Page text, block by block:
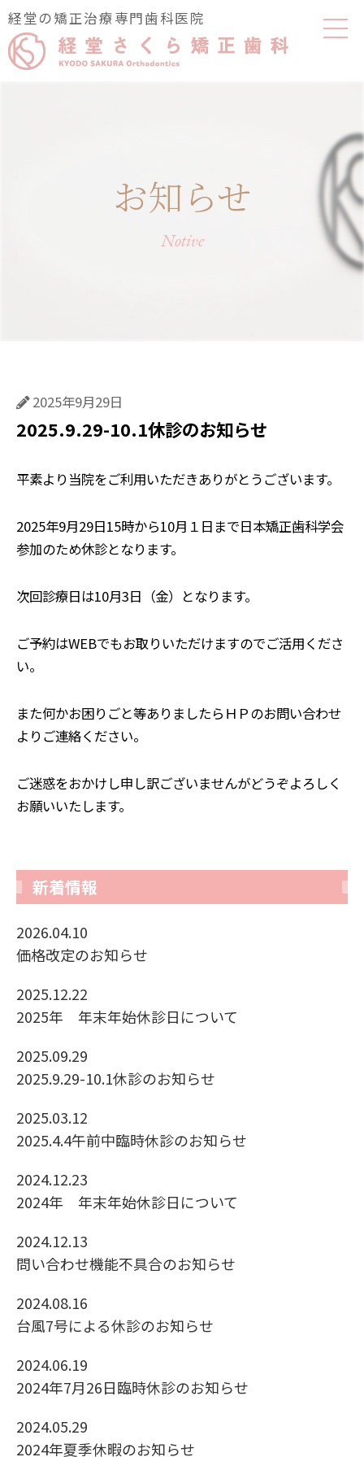
経堂の矯正治療専門歯科医院
お知らせ
Notive
2025年9月29日
2025.9.29-10.1休診のお知らせ
平素より当院をご利用いただきありがとうございます。
2025年9月29日15時から10月１日まで日本矯正歯科学会
参加のため休診となります。
次回診療日は10月3日（金）となります。
ご予約はWEBでもお取りいただけますのでご活用くださ
い。
また何かお困りごと等ありましたらＨＰのお問い合わせ
よりご連絡ください。
ご迷惑をおかけし申し訳ございませんがどうぞよろしく
お願いいたします。
新着情報
2026.04.10
価格改定のお知らせ
2025.12.22
2025年 年末年始休診日について
2025.09.29
2025.9.29-10.1休診のお知らせ
2025.03.12
2025.4.4午前中臨時休診のお知らせ
2024.12.23
2024年 年末年始休診日について
2024.12.13
問い合わせ機能不具合のお知らせ
2024.08.16
台風7号による休診のお知らせ
2024.06.19
2024年7月26日臨時休診のお知らせ
2024.05.29
2024年夏季休暇のお知らせ